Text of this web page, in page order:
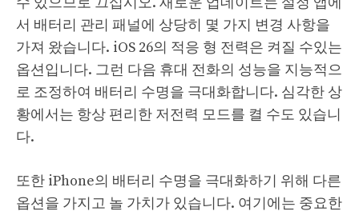
서 배터리 관리 패널에 상당히 몇 가지 변경 사항을
가져 왔습니다. iOS 26의 적응 형 전력은 켜질 수있는
옵션입니다. 그런 다음 휴대 전화의 성능을 지능적으
로 조정하여 배터리 수명을 극대화합니다. 심각한 상
황에서는 항상 편리한 저전력 모드를 켤 수도 있습니
다.
또한 iPhone의 배터리 수명을 극대화하기 위해 다른
옵션을 가지고 놀 가치가 있습니다. 여기에는 중요한